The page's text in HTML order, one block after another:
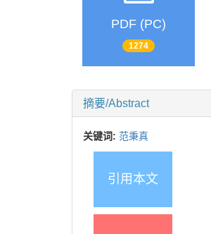
PDF (PC)
1274
摘要/Abstract
关键词: 范秉真
引用本文